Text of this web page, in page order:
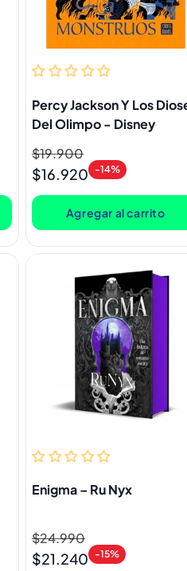
Percy Jackson Y Los
Del Olimpo - Disney
Precio
habitual
$19.900
Precio
de
oferta
$16.920 -14%
Agregar al carrito
Enigma – Ru Nyx
Precio
habitual
$24.990
Precio
de
$21.240 -15%